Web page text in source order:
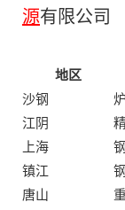
源有限公司
地区
沙钢
江阴
上海
镇江
唐山